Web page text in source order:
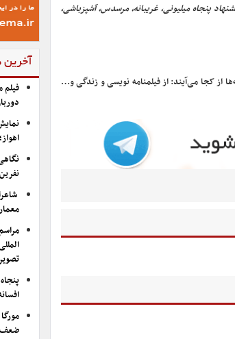
پنجاه میلیونی، غریبانه، مرسدس، آشپزباشی،
از کجا می‌آیند: از فیلمنامه نویسی و زندگی و…
آخرین
فیلم